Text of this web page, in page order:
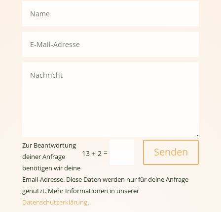
13 + 2 = Senden
Zur Beantwortung
deiner Anfrage
benötigen wir deine
Email-Adresse. Diese Daten werden nur für deine Anfrage
genutzt. Mehr Informationen in unserer
Datenschutzerklärung.